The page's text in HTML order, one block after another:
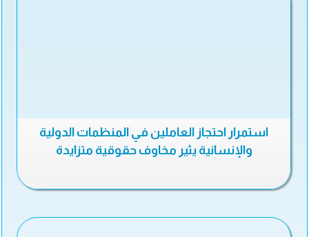
استمرار احتجاز العاملين في المنظمات الدولية
والإنسانية يثير مخاوف حقوقية متزايدة